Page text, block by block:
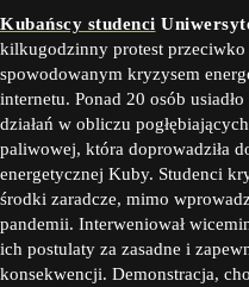
Kubańscy studenci
kilkugodzinny protest przeciwko
spowodowanym kryzysem
internetu. Ponad 20 osób
działań w obliczu
paliwowej, która doprowadziła
energetycznej Kuby. Studenci
środki zaradcze, mimo
pandemii. Interweniował
ich postulaty za zasadne i
konsekwencji. Demonstracja,